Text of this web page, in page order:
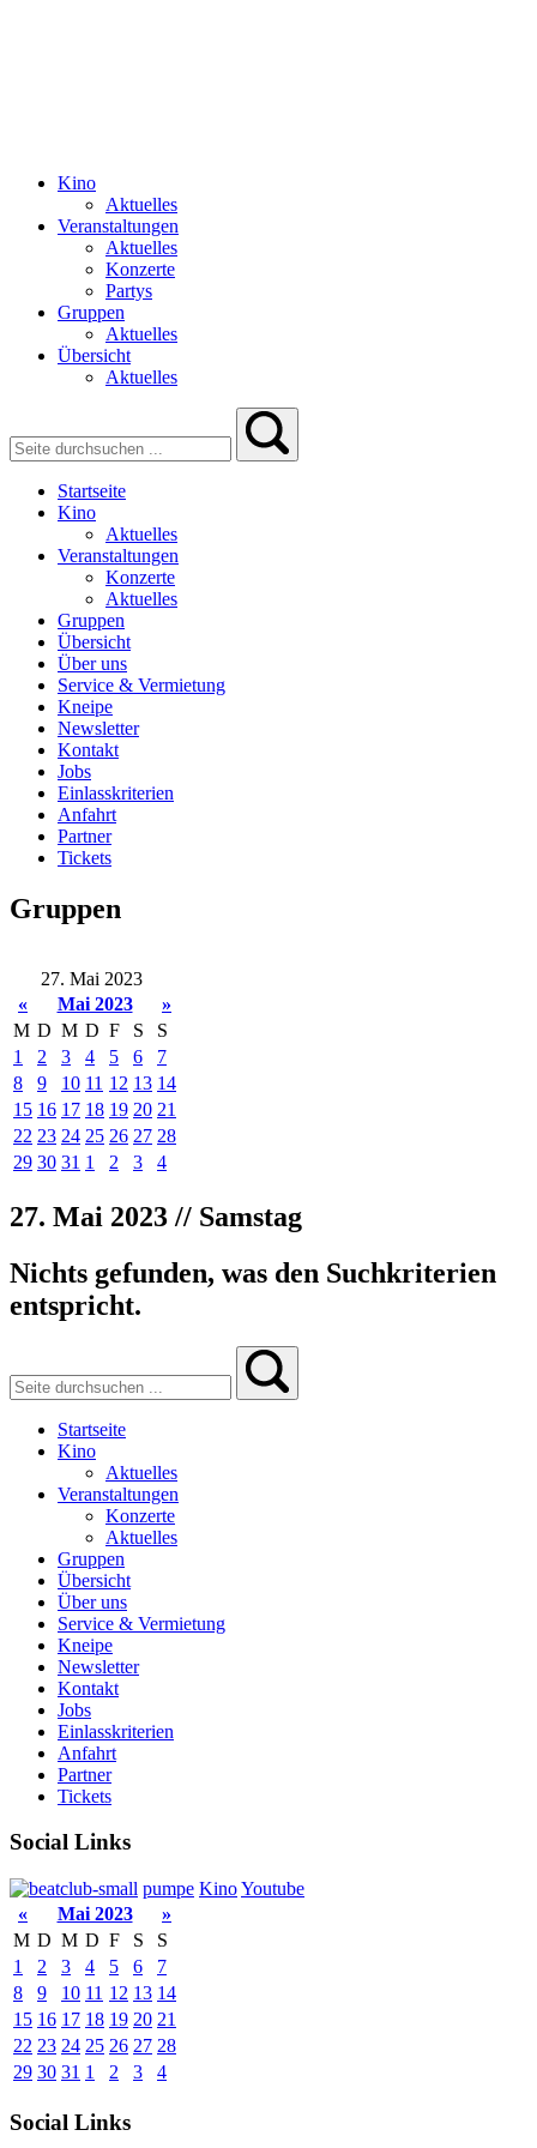
Kino
Aktuelles
Veranstaltungen
Aktuelles
Konzerte
Partys
Gruppen
Aktuelles
Übersicht
Aktuelles
Startseite
Kino
Aktuelles
Veranstaltungen
Konzerte
Aktuelles
Gruppen
Übersicht
Über uns
Service & Vermietung
Kneipe
Newsletter
Kontakt
Jobs
Einlasskriterien
Anfahrt
Partner
Tickets
Gruppen
27. Mai 2023
«
Mai 2023
»
M D M D F S
S
1
2 3 4 5 6
7
8
9 10 11 12 13 14
15 16 17 18 19 20 21
22 23 24 25 26 27 28
29 30 31 1 2 3 4
27. Mai 2023 // Samstag
Nichts gefunden, was den Suchkriterien
entspricht.
Startseite
Kino
Aktuelles
Veranstaltungen
Konzerte
Aktuelles
Gruppen
Übersicht
Über uns
Service & Vermietung
Kneipe
Newsletter
Kontakt
Jobs
Einlasskriterien
Anfahrt
Partner
Tickets
Social Links
pumpe KinoYoutube
«
Mai 2023
»
M D M D F S
S
1
2 3 4 5 6
7
8
9 10 11 12 13 14
15 16 17 18 19 20 21
22 23 24 25 26 27 28
29 30 31 1 2 3 4
Social Links